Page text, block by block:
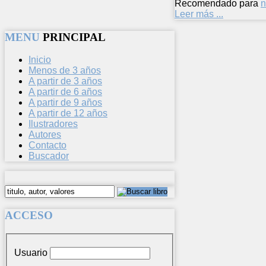
Recomendado para
Leer más ...
MENU PRINCIPAL
Inicio
Menos de 3 años
A partir de 3 años
A partir de 6 años
A partir de 9 años
A partir de 12 años
Ilustradores
Autores
Contacto
Buscador
ACCESO
Usuario